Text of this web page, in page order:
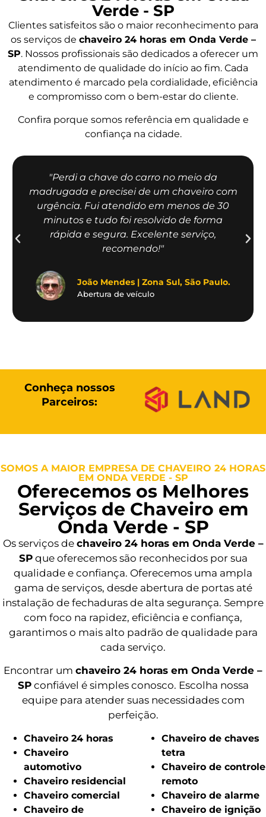
Verde - SP
Clientes satisfeitos são o maior reconhecimento para
os serviços de chaveiro 24 horas em Onda Verde –
SP. Nossos profissionais são dedicados a oferecer um
atendimento de qualidade do início ao fim. Cada
atendimento é marcado pela cordialidade, eficiência
e compromisso com o bem-estar do cliente.
Confira porque somos referência em qualidade e
confiança na cidade.
"Perdi a chave do carro no meio da
madrugada e precisei de um chaveiro com
urgência. Fui atendido em menos de 30
minutos e tudo foi resolvido de forma
rápida e segura. Excelente serviço,
recomendo!"
João Mendes | Zona Sul, São Paulo.
Abertura de veículo
Conheça nossos
Parceiros:
SOMOS A MAIOR EMPRESA DE CHAVEIRO 24 HORAS
EM ONDA VERDE - SP
Oferecemos os Melhores
Serviços de Chaveiro em
Onda Verde - SP
Os serviços de chaveiro 24 horas em Onda Verde –
SPque oferecemos são reconhecidos por sua
qualidade e confiança. Oferecemos uma ampla
gama de serviços, desde abertura de portas até
instalação de fechaduras de alta segurança. Sempre
com foco na rapidez, eficiência e confiança,
garantimos o mais alto padrão de qualidade para
cada serviço.
Encontrar um chaveiro 24 horas em Onda Verde –
SPconfiável é simples conosco. Escolha nossa
equipe para atender suas necessidades com
perfeição.
Chaveiro 24 horas
Chaveiro
automotivo
Chaveiro residencial
Chaveiro comercial
Chaveiro de
Chaveiro de chaves
tetra
Chaveiro de controle
remoto
Chaveiro de alarme
Chaveiro de ignição